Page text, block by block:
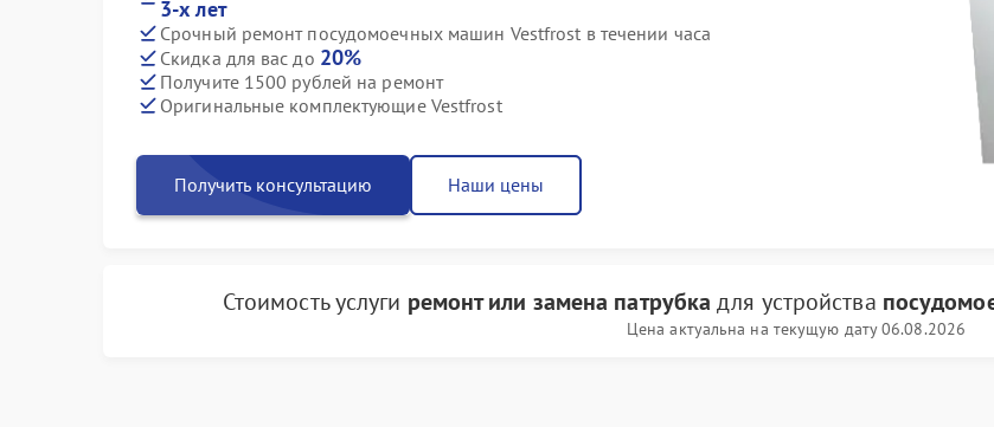
3-х лет
Срочный ремонт посудомоечных машин Vestfrost в течении часа
Скидка для вас до 20%
Получите 1500 рублей на ремонт
Оригинальные комплектующие Vestfrost
Получить консультацию Наши цены
Стоимость услуги ремонт или замена патрубка для устройства
Цена актуальна на текущую дату 06.08.2026